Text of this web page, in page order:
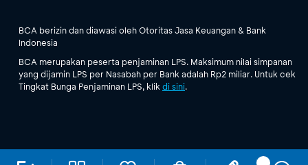
BCA berizin dan diawasi oleh Otoritas Jasa Keuangan & Bank
Indonesia
BCA merupakan peserta penjaminan LPS. Maksimum nilai simpanan
yang dijamin LPS per Nasabah per Bank adalah Rp2 miliar. Untuk cek
Tingkat Bunga Penjaminan LPS, klik di sini.